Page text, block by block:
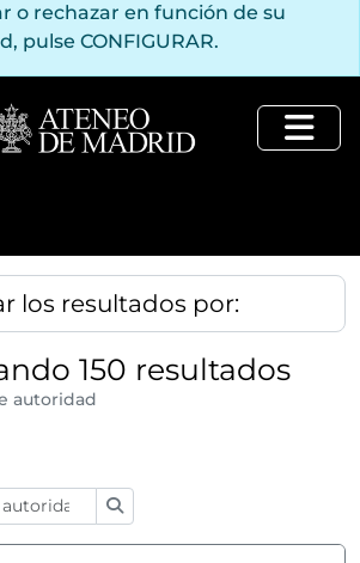
o rechazar en función de su
pulse CONFIGURAR.
los resultados por:
150 resultados
autoridad